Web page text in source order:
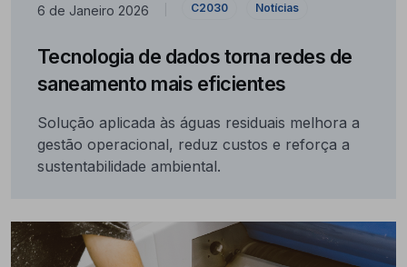
6 de Janeiro 2026 C2030 Notícias
Tecnologia de dados torna redes de
saneamento mais eficientes
Solução aplicada às águas residuais melhora a
gestão operacional, reduz custos e reforça a
sustentabilidade ambiental.